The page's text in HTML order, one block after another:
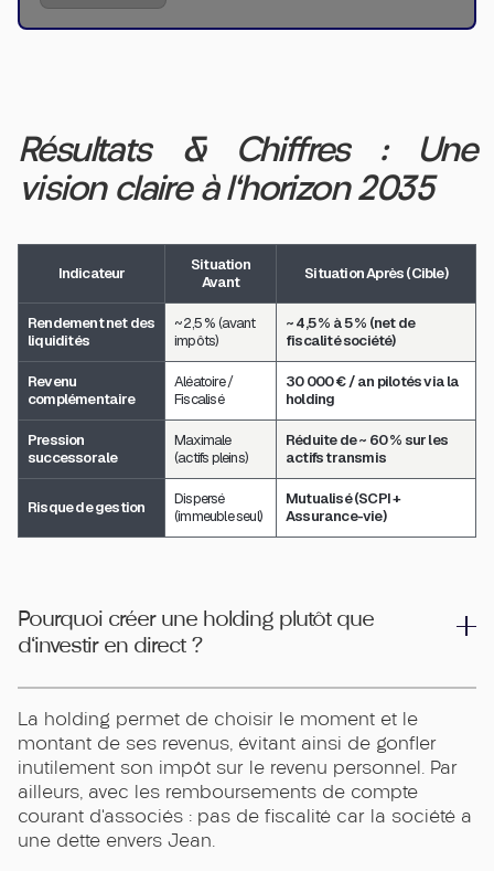
Résultats & Chiffres : Une
vision claire à l'horizon 2035
Indicateur
Situation
Avant
Situation Après (Cible)
Rendement net des
liquidités
~ 2,5 % (avant
impôts)
~ 4,5 % à 5 % (net de
fiscalité société)
Revenu
complémentaire
Aléatoire /
Fiscalisé
30 000 € / an pilotés via la
holding
Pression
successorale
Maximale
(actifs pleins)
Réduite de ~ 60 % sur les
actifs transmis
Risque de gestion
Dispersé
(immeuble seul)
Mutualisé (SCPI +
Assurance-vie)
Pourquoi créer une holding plutôt que
d'investir en direct ?
La holding permet de choisir le moment et le
montant de ses revenus, évitant ainsi de gonfler
inutilement son impôt sur le revenu personnel. Par
ailleurs, avec les remboursements de compte
courant d’associés : pas de fiscalité car la société a
une dette envers Jean.